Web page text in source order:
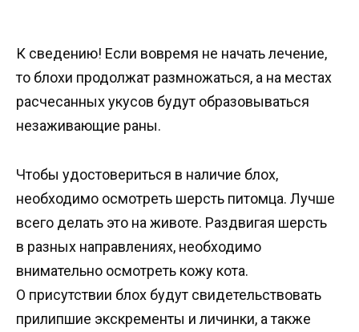
К сведению! Если вовремя не начать лечение,
то блохи продолжат размножаться, а на местах
расчесанных укусов будут образовываться
незаживающие раны.
Чтобы удостовериться в наличие блох,
необходимо осмотреть шерсть питомца. Лучше
всего делать это на животе. Раздвигая шерсть
в разных направлениях, необходимо
внимательно осмотреть кожу кота.
О присутствии блох будут свидетельствовать
прилипшие экскременты и личинки, а также